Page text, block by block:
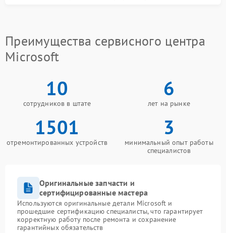
Преимущества сервисного центра
Microsoft
10
сотрудников в штате
6
лет на рынке
1501
отремонтированных устройств
3
минимальный опыт работы
специалистов
Оригинальные запчасти и
сертифицированные мастера
Используются оригинальные детали Microsoft и
прошедшие сертификацию специалисты, что гарантирует
корректную работу после ремонта и сохранение
гарантийных обязательств